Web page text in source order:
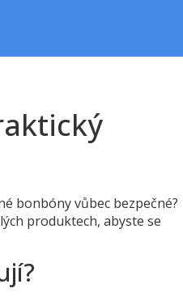
bonbóny vůbec bezpečné?
produktech, abyste se